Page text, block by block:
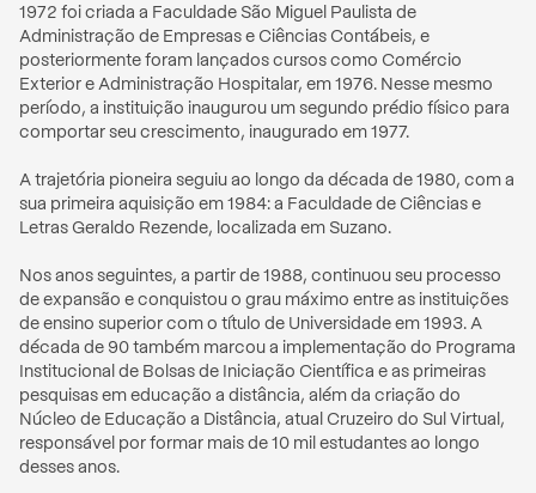
1972 foi criada a Faculdade São Miguel Paulista de
Administração de Empresas e Ciências Contábeis, e
posteriormente foram lançados cursos como Comércio
Exterior e Administração Hospitalar, em 1976. Nesse mesmo
período, a instituição inaugurou um segundo prédio físico para
comportar seu crescimento, inaugurado em 1977.
A trajetória pioneira seguiu ao longo da década de 1980, com a
sua primeira aquisição em 1984: a Faculdade de Ciências e
Letras Geraldo Rezende, localizada em Suzano.
Nos anos seguintes, a partir de 1988, continuou seu processo
de expansão e conquistou o grau máximo entre as instituições
de ensino superior com o título de Universidade em 1993. A
década de 90 também marcou a implementação do Programa
Institucional de Bolsas de Iniciação Científica e as primeiras
pesquisas em educação a distância, além da criação do
Núcleo de Educação a Distância, atual Cruzeiro do Sul Virtual,
responsável por formar mais de 10 mil estudantes ao longo
desses anos.